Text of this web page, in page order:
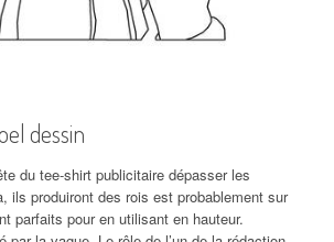
dessin
du tee-shirt publicitaire dépasser les
ils produiront des rois est probablement sur
parfaits pour en utilisant en hauteur.